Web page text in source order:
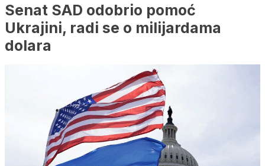
Senat SAD odobrio pomoć
Ukrajini, radi se o milijardama
dolara